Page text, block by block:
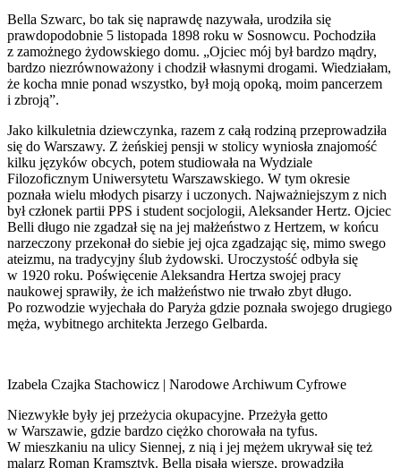
Bella Szwarc, bo tak się naprawdę nazywała, urodziła się
prawdopodobnie 5 listopada 1898 roku w Sosnowcu. Pochodziła
z zamożnego żydowskiego domu. „Ojciec mój był bardzo mądry,
bardzo niezrównoważony i chodził własnymi drogami. Wiedziałam,
że kocha mnie ponad wszystko, był moją opoką, moim pancerzem
i zbroją”.
Jako kilkuletnia dziewczynka, razem z całą rodziną przeprowadziła
się do Warszawy. Z żeńskiej pensji w stolicy wyniosła znajomość
kilku języków obcych, potem studiowała na Wydziale
Filozoficznym Uniwersytetu Warszawskiego. W tym okresie
poznała wielu młodych pisarzy i uczonych. Najważniejszym z nich
był członek partii PPS i student socjologii, Aleksander Hertz. Ojciec
Belli długo nie zgadzał się na jej małżeństwo z Hertzem, w końcu
narzeczony przekonał do siebie jej ojca zgadzając się, mimo swego
ateizmu, na tradycyjny ślub żydowski. Uroczystość odbyła się
w 1920 roku. Poświęcenie Aleksandra Hertza swojej pracy
naukowej sprawiły, że ich małżeństwo nie trwało zbyt długo.
Po rozwodzie wyjechała do Paryża gdzie poznała swojego drugiego
męża, wybitnego architekta Jerzego Gelbarda.
Izabela Czajka Stachowicz | Narodowe Archiwum Cyfrowe
Niezwykłe były jej przeżycia okupacyjne. Przeżyła getto
w Warszawie, gdzie bardzo ciężko chorowała na tyfus.
W mieszkaniu na ulicy Siennej, z nią i jej mężem ukrywał się też
malarz Roman Kramsztyk. Bella pisała wiersze, prowadziła